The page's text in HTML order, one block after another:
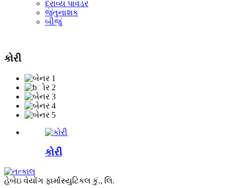
દ્રાવ્ય પાવડર
જંતુનાશક
બીજું
કોરી
કોરી
હેબેઇ વેયોંગ ફાર્માસ્યુટિકલ કું., લિ.